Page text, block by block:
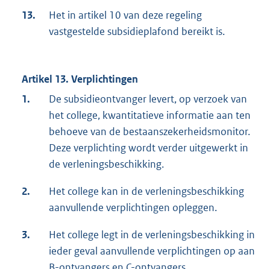
13.
Het in artikel 10 van deze regeling
vastgestelde subsidieplafond bereikt is.
Artikel 13. Verplichtingen
1.
De subsidieontvanger levert, op verzoek van
het college, kwantitatieve informatie aan ten
behoeve van de bestaanszekerheidsmonitor.
Deze verplichting wordt verder uitgewerkt in
de verleningsbeschikking.
2.
Het college kan in de verleningsbeschikking
aanvullende verplichtingen opleggen.
3.
Het college legt in de verleningsbeschikking in
ieder geval aanvullende verplichtingen op aan